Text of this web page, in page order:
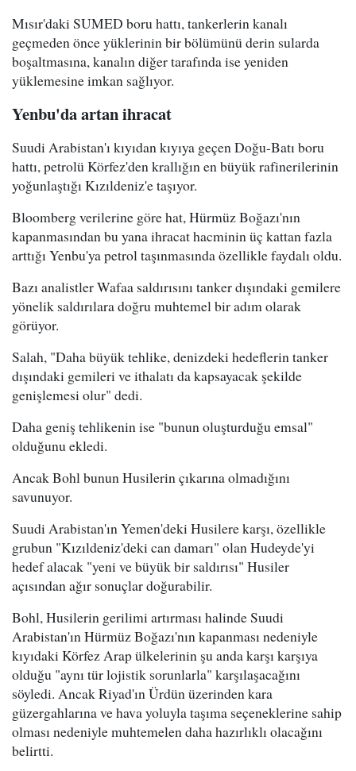
Mısır'daki SUMED boru hattı, tankerlerin kanalı
geçmeden önce yüklerinin bir bölümünü derin sularda
boşaltmasına, kanalın diğer tarafında ise yeniden
yüklemesine imkan sağlıyor.
Yenbu'da artan ihracat
Suudi Arabistan'ı kıyıdan kıyıya geçen Doğu-Batı boru
hattı, petrolü Körfez'den krallığın en büyük rafinerilerinin
yoğunlaştığı Kızıldeniz'e taşıyor.
Bloomberg verilerine göre hat, Hürmüz Boğazı'nın
kapanmasından bu yana ihracat hacminin üç kattan fazla
arttığı Yenbu'ya petrol taşınmasında özellikle faydalı oldu.
Bazı analistler Wafaa saldırısını tanker dışındaki gemilere
yönelik saldırılara doğru muhtemel bir adım olarak
görüyor.
Salah, "Daha büyük tehlike, denizdeki hedeflerin tanker
dışındaki gemileri ve ithalatı da kapsayacak şekilde
genişlemesi olur" dedi.
Daha geniş tehlikenin ise "bunun oluşturduğu emsal"
olduğunu ekledi.
Ancak Bohl bunun Husilerin çıkarına olmadığını
savunuyor.
Suudi Arabistan'ın Yemen'deki Husilere karşı, özellikle
grubun "Kızıldeniz'deki can damarı" olan Hudeyde'yi
hedef alacak "yeni ve büyük bir saldırısı" Husiler
açısından ağır sonuçlar doğurabilir.
Bohl, Husilerin gerilimi artırması halinde Suudi
Arabistan'ın Hürmüz Boğazı'nın kapanması nedeniyle
kıyıdaki Körfez Arap ülkelerinin şu anda karşı karşıya
olduğu "aynı tür lojistik sorunlarla" karşılaşacağını
söyledi. Ancak Riyad'ın Ürdün üzerinden kara
güzergahlarına ve hava yoluyla taşıma seçeneklerine sahip
olması nedeniyle muhtemelen daha hazırlıklı olacağını
belirtti.